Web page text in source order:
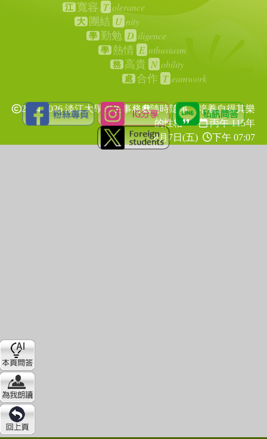
江 寬容 T olerance
大 團結 U nity
學 勤勉 D iligence
學 熱情 E nthusiasm
務 高貴 N obility
處 合作 T eamwork
2024-2026 淡江大學學生事務處隨時隨事，培養自得其樂
的性格
丙午 115年
8月7日(五)
下午 07:07